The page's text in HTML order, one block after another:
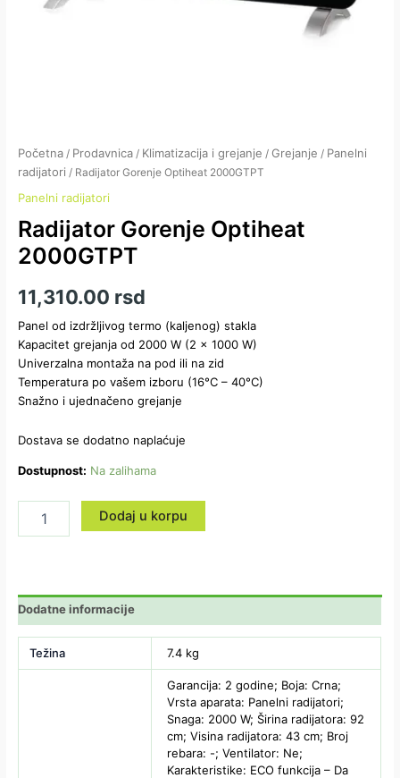
Početna / Prodavnica / Klimatizacija i grejanje /Grejanje / Panelni
radijatori / Radijator Gorenje Optiheat 2000GTPT
Panelni radijatori
Radijator Gorenje Optiheat
2000GTPT
11,310.00 rsd
Panel od izdržljivog termo (kaljenog) stakla
Kapacitet grejanja od 2000 W (2 x 1000 W)
Univerzalna montaža na pod ili na zid
Temperatura po vašem izboru (16°C – 40°C)
Snažno i ujednačeno grejanje
Dostava se dodatno naplaćuje
Dostupnost: Na zalihama
Dodaj u korpu
Dodatne informacije
Težina 7.4 kg
Garancija: 2 godine; Boja: Crna;
Vrsta aparata: Panelni radijatori;
Snaga: 2000 W; Širina radijatora: 92
cm; Visina radijatora: 43 cm; Broj
rebara: -; Ventilator: Ne;
Karakteristike: ECO funkcija – Da